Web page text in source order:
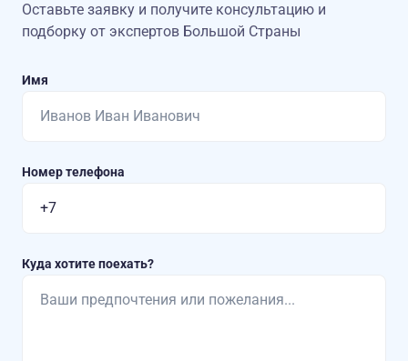
Оставьте заявку и получите консультацию и
подборку от экспертов Большой Страны
Имя
Номер телефона
Куда хотите поехать?